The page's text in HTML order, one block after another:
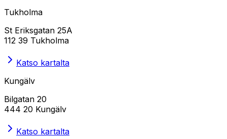
Tukholma
St Eriksgatan 25A
112 39 Tukholma
Katso kartalta
Kungälv
Bilgatan 20
444 20 Kungälv
Katso kartalta